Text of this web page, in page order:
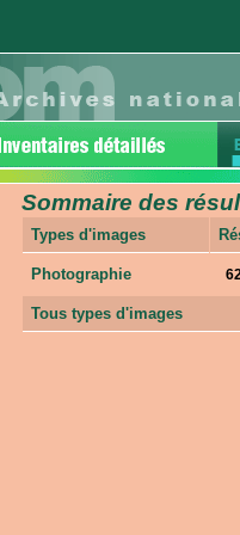
Sommaire des
Types d'images
Photographie
Tous types d'images